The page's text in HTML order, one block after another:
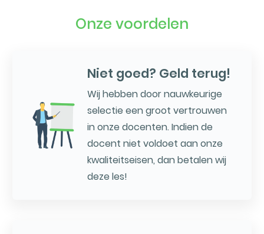
Onze voordelen
Niet goed? Geld terug!
Wij hebben door nauwkeurige
selectie een groot vertrouwen
in onze docenten. Indien de
docent niet voldoet aan onze
kwaliteitseisen, dan betalen wij
deze les!